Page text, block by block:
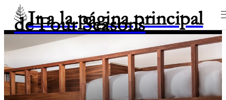
Ir a la página principal
de Four Seasons